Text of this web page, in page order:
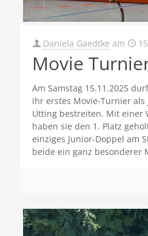
Daniela Gaedtke am
Movie
Am Samstag 15.11.2025
ihr erstes Movie-Turnier als
Utting bestreiten. Mit einer
haben sie den 1. Platz
einziges Junior-Doppel am
beide ein ganz besonderer